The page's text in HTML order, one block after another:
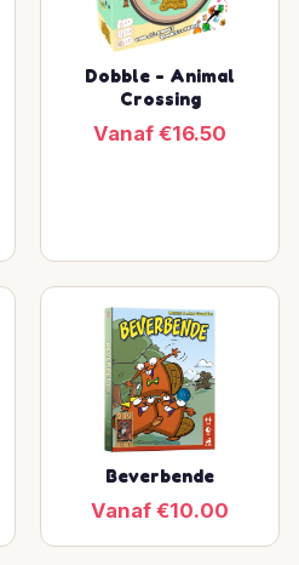
Dobble - Animal
Crossing
Vanaf €16.50
Beverbende
Vanaf €10.00